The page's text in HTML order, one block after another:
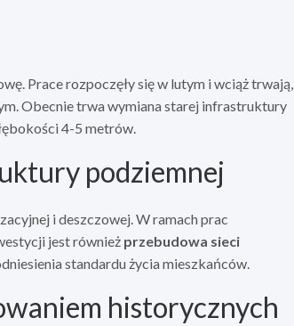
Prace rozpoczęły się w lutym i wciąż trwają,
Obecnie trwa wymiana starej infrastruktury
4-5 metrów.
podziemnej
i deszczowej. W ramach prac
jest również przebudowa sieci
standardu życia mieszkańców.
historycznych